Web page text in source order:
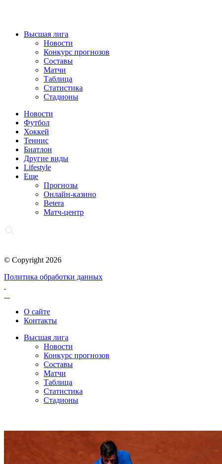
Высшая лига
Новости
Конкурс прогнозов
Составы
Матчи
Таблица
Статистика
Стадионы
Новости
Футбол
Хоккей
Теннис
Биатлон
Другие виды
Lifestyle
Еще
Прогнозы
Онлайн-казино
Betera
Матч-центр
© Copyright 2026
Политика обработки данных
О сайте
Контакты
Высшая лига
Новости
Конкурс прогнозов
Составы
Матчи
Таблица
Статистика
Стадионы